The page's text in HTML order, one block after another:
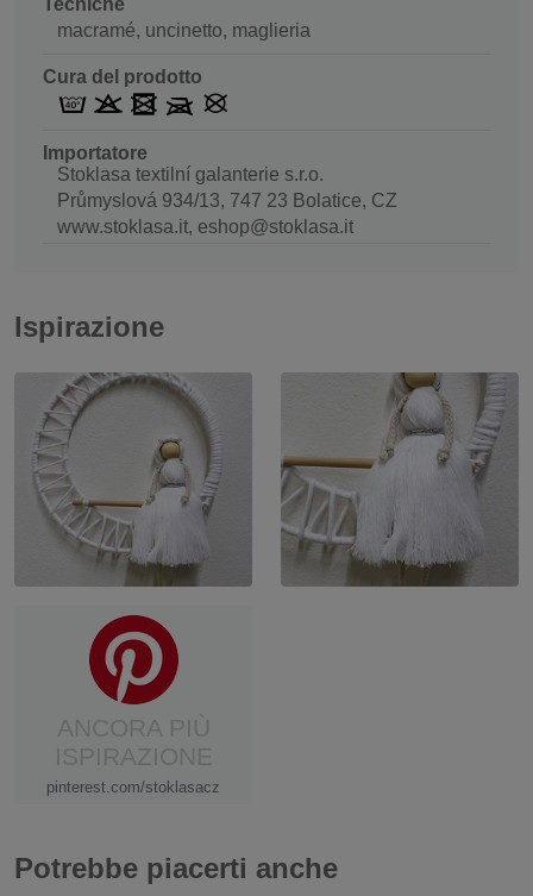
macramé, uncinetto, maglieria
Cura del prodotto
Importatore
Stoklasa textilní galanterie s.r.o.
Průmyslová 934/13, 747 23 Bolatice, CZ
www.stoklasa.it, eshop@stoklasa.it
Ispirazione
pinterest.com/stoklasacz
Potrebbe piacerti anche